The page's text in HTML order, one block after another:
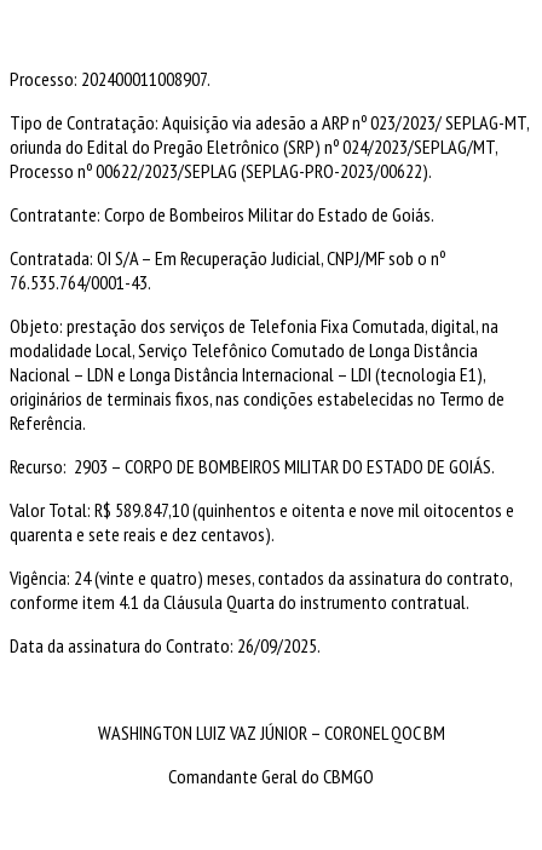
Processo: 202400011008907.
Tipo de Contratação: Aquisição via adesão a ARP nº 023/2023/ SEPLAG-MT,
oriunda do Edital do Pregão Eletrônico (SRP) nº 024/2023/SEPLAG/MT,
Processo nº 00622/2023/SEPLAG (SEPLAG-PRO-2023/00622).
Contratante: Corpo de Bombeiros Militar do Estado de Goiás.
Contratada: OI S/A – Em Recuperação Judicial, CNPJ/MF sob o nº
76.535.764/0001-43.
Objeto: prestação dos serviços de Telefonia Fixa Comutada, digital, na
modalidade Local, Serviço Telefônico Comutado de Longa Distância
Nacional – LDN e Longa Distância Internacional – LDI (tecnologia E1),
originários de terminais fixos, nas condições estabelecidas no Termo de
Referência.
Recurso: 2903 – CORPO DE BOMBEIROS MILITAR DO ESTADO DE GOIÁS.
Valor Total: R$ 589.847,10 (quinhentos e oitenta e nove mil oitocentos e
quarenta e sete reais e dez centavos).
Vigência: 24 (vinte e quatro) meses, contados da assinatura do contrato,
conforme item 4.1 da Cláusula Quarta do instrumento contratual.
Data da assinatura do Contrato: 26/09/2025.
WASHINGTON LUIZ VAZ JÚNIOR – CORONEL QOC BM
Comandante Geral do CBMGO